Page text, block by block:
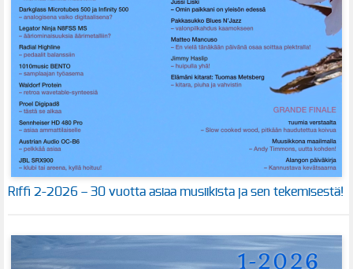
Riffi 2-2026 – 30 vuotta asiaa musiikista ja sen tekemisestä!